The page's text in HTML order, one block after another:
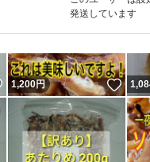
発送しています
いいね！
1,200円 い